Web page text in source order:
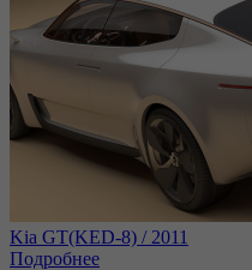
Kia GT(KED-8) / 2011
Подробнее